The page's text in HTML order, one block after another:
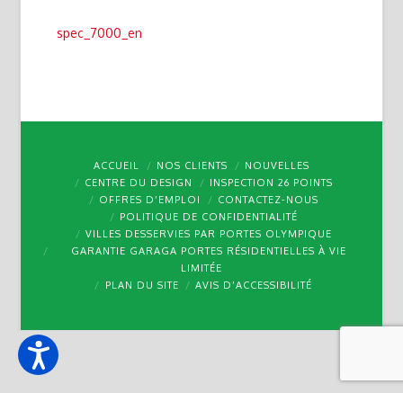
spec_7000_en
ACCUEIL NOS CLIENTS
NOUVELLES
CENTRE DU DESIGN
INSPECTION 26 POINTS
OFFRES D’EMPLOI
CONTACTEZ-NOUS
POLITIQUE DE CONFIDENTIALITÉ
VILLES DESSERVIES PAR PORTES OLYMPIQUE
GARANTIE GARAGA PORTES RÉSIDENTIELLES À VIE
LIMITÉE
PLAN DU SITE
AVIS D’ACCESSIBILITÉ